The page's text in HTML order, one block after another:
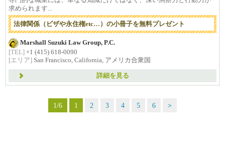
求められます...
法律関係（ビザや永住権etc…）の小冊子を無料プレゼント
Marshall Suzuki Law Group, P.C.
[TEL] +1 (415) 618-0090
[エリア] San Francisco, California, アメリカ合衆国
詳細を見る
1/6 1 2 3 4 5 6 >